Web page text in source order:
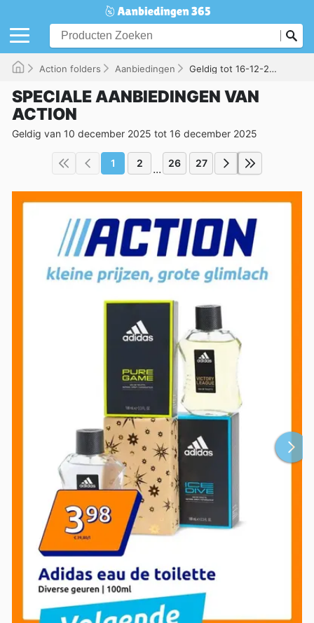
Action folders Aanbiedingen Geldig tot 16-12-2025
SPECIALE AANBIEDINGEN VAN
ACTION
Geldig van 10 december 2025 tot 16 december 2025
1 2 ... 26 27